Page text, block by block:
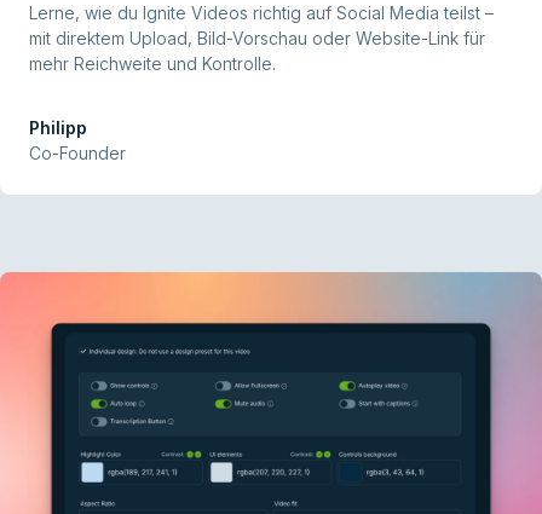
Lerne, wie du Ignite Videos richtig auf Social Media teilst –
mit direktem Upload, Bild-Vorschau oder Website-Link für
mehr Reichweite und Kontrolle.
Philipp
Co-Founder